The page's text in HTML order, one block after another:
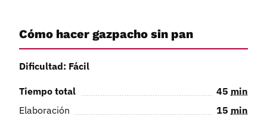
Cómo hacer gazpacho sin pan
Dificultad: Fácil
Tiempo total 45 min
Elaboración
15 min